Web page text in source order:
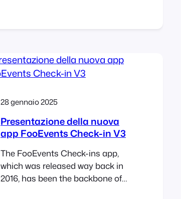
their mobile phones. A…
28 gennaio 2025
Presentazione della nuova
app FooEvents Check-in V3
The FooEvents Check-ins app,
which was released way back in
2016, has been the backbone of